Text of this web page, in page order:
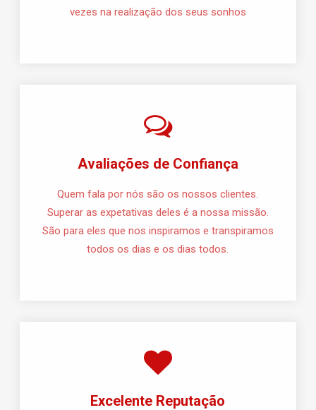
vezes na realização dos seus sonhos
Avaliações de Confiança
Quem fala por nós são os nossos clientes.
Superar as expetativas deles é a nossa missão.
São para eles que nos inspiramos e transpiramos
todos os dias e os dias todos.
Excelente Reputação